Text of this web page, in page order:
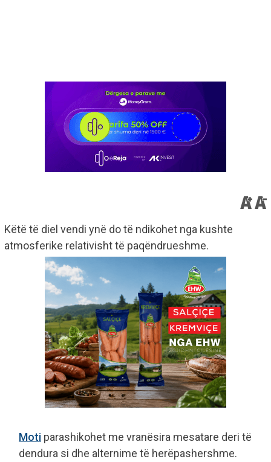
Këtë të diel vendi ynë do të ndikohet nga kushte
atmosferike relativisht të paqëndrueshme.
Moti parashikohet me vranësira mesatare deri të
dendura si dhe alternime të herëpashershme.